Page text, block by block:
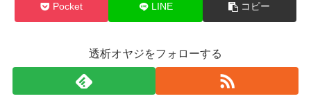
Pocket LINE コピー
透析オヤジをフォローする